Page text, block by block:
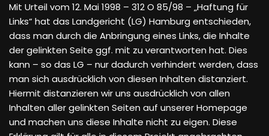
Mit Urteil vom 12. Mai 1998 – 312 O 85/98 – „Haftung für
Links“ hat das Landgericht (LG) Hamburg entschieden,
dass man durch die Anbringung eines Links, die Inhalte
der gelinkten Seite ggf. mit zu verantworten hat. Dies
kann – so das LG – nur dadurch verhindert werden, dass
man sich ausdrücklich von diesen Inhalten distanziert.
Hiermit distanzieren wir uns ausdrücklich von allen
Inhalten aller gelinkten Seiten auf unserer Homepage
und machen uns diese Inhalte nicht zu eigen. Diese